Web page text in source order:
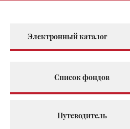
Электронный каталог
Список фондов
Путеводитель